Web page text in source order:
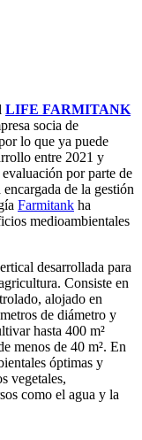
LIFE FARMITANK
socia de
lo que ya puede
entre 2021 y
por parte de
de la gestión
Farmitank ha
medioambientales
desarrollada para
Consiste en
alojado en
de diámetro y
hasta 400 m²
menos de 40 m². En
óptimas y
vegetales,
como el agua y la